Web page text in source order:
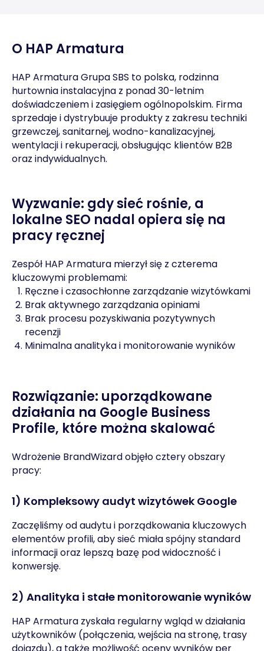
O HAP Armatura
HAP Armatura Grupa SBS to polska, rodzinna
hurtownia instalacyjna z ponad 30-letnim
doświadczeniem i zasięgiem ogólnopolskim. Firma
sprzedaje i dystrybuuje produkty z zakresu techniki
grzewczej, sanitarnej, wodno-kanalizacyjnej,
wentylacji i rekuperacji, obsługując klientów B2B
oraz indywidualnych.
Wyzwanie: gdy sieć rośnie, a
lokalne SEO nadal opiera się na
pracy ręcznej
Zespół HAP Armatura mierzył się z czterema
kluczowymi problemami:
Ręczne i czasochłonne zarządzanie wizytówkami
Brak aktywnego zarządzania opiniami
Brak procesu pozyskiwania pozytywnych
recenzji
Minimalna analityka i monitorowanie wyników
Rozwiązanie: uporządkowane
działania na Google Business
Profile, które można skalować
Wdrożenie BrandWizard objęło cztery obszary
pracy:
1) Kompleksowy audyt wizytówek Google
Zaczęliśmy od audytu i porządkowania kluczowych
elementów profili, aby sieć miała spójny standard
informacji oraz lepszą bazę pod widoczność i
konwersję.
2) Analityka i stałe monitorowanie wyników
HAP Armatura zyskała regularny wgląd w działania
użytkowników (połączenia, wejścia na stronę, trasy
dojazdu), a także możliwość oceny wyników per